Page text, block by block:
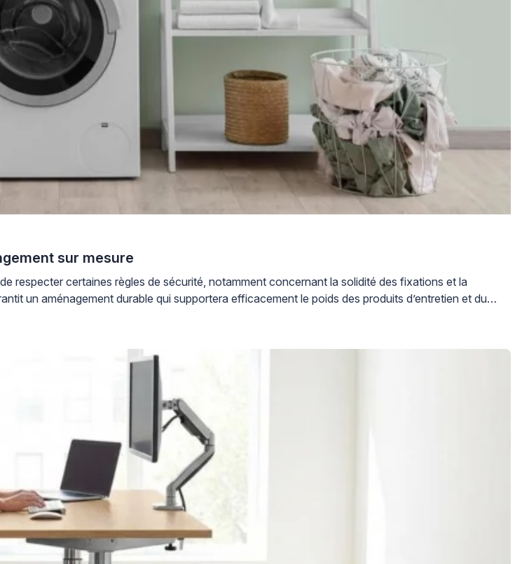
sur mesure
respecter certaines règles de sécurité, notamment concernant la solidité des fixations et la
un aménagement durable qui supportera efficacement le poids des produits d’entretien et du